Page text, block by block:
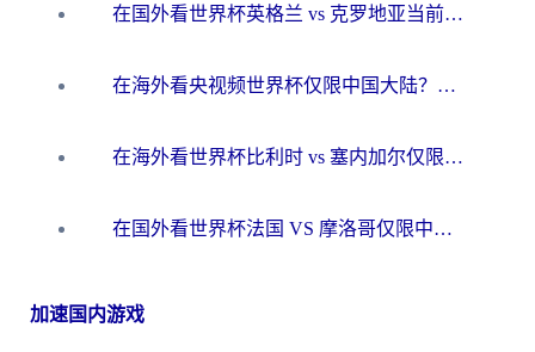
在国外看世界杯英格兰 vs 克罗地亚当前地区不可播放？这篇指南帮你搞定所有海外观赛难题
在海外看央视频世界杯仅限中国大陆？这篇指南帮你解锁中文解说+无卡顿直播
在海外看世界杯比利时 vs 塞内加尔仅限中国大陆？我找到了最流畅的中文解说之路
在国外看世界杯法国 VS 摩洛哥仅限中国大陆？海外党这样看中文解说赛事不卡顿
加速国内游戏